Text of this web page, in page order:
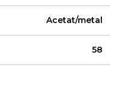
Acetat/metal
58